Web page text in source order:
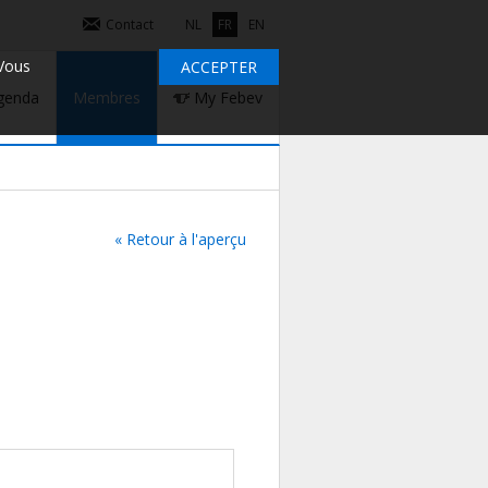
Contact NL FR EN
Membres My Febev
« Retour à l'aperçu
ACCEPTER